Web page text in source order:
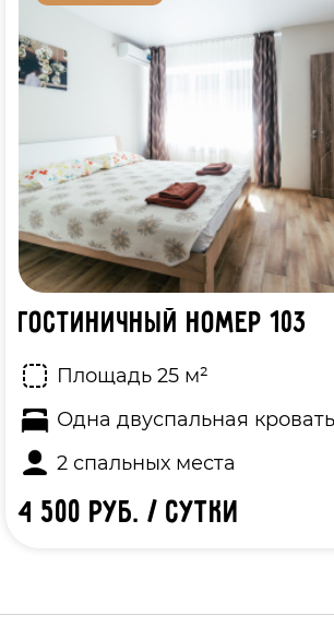
Гостиничный номер 103
Площадь 25 м²
Одна двуспальная кровать
2 спальных места
4 500 руб. / сутки